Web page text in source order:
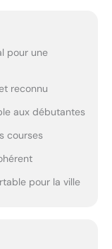
pour une
reconnu
aux débutantes
courses
pour la ville